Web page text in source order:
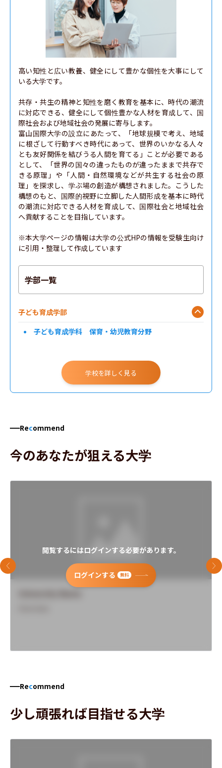
高い知性と広い教養、健全にして豊かな個性を大事にして
いる大学です。
共存・共生の精神と知性を磨く教育を基本に、時代の潮流
に対応できる、健全にして個性豊かな人材を育成して、国
際社会および地域社会の発展に寄与します。
富山国際大学の設立にあたって、「地球規模で考え、地域
に根ざして行動すべき時代にあって、世界のいかなる人々
とも友好関係を結びうる人間を育てる」ことが必要である
として、「世界の国々の違ったものが違ったままで共存で
きる原理」や「人間・自然環境などが共生する社会の原
理」を探求し、学ぶ場の創造が構想されました。こうした
構想のもと、国際的視野に立脚した人間形成を基本に時代
の潮流に対応できる人材を育成して、国際社会と地域社会
へ貢献することを目指しています。
※本大学ページの情報は大学の公式HPの情報を受験生向け
に引用・整理して作成しています
学部一覧
子ども育成学部
子ども育成学科 保育・幼児教育分野
学校を詳しく見る
Recommend
今のあなたが狙える大学
閲覧するにはログインする必要があります。
ログインする 無料
前のスライド 次
Recommend
少し頑張れば目指せる大学